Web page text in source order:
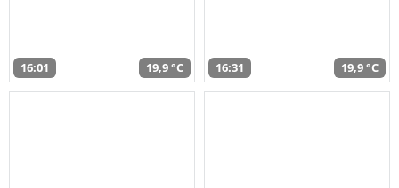
16:01 19,9 °C 16:31 19,9 °C